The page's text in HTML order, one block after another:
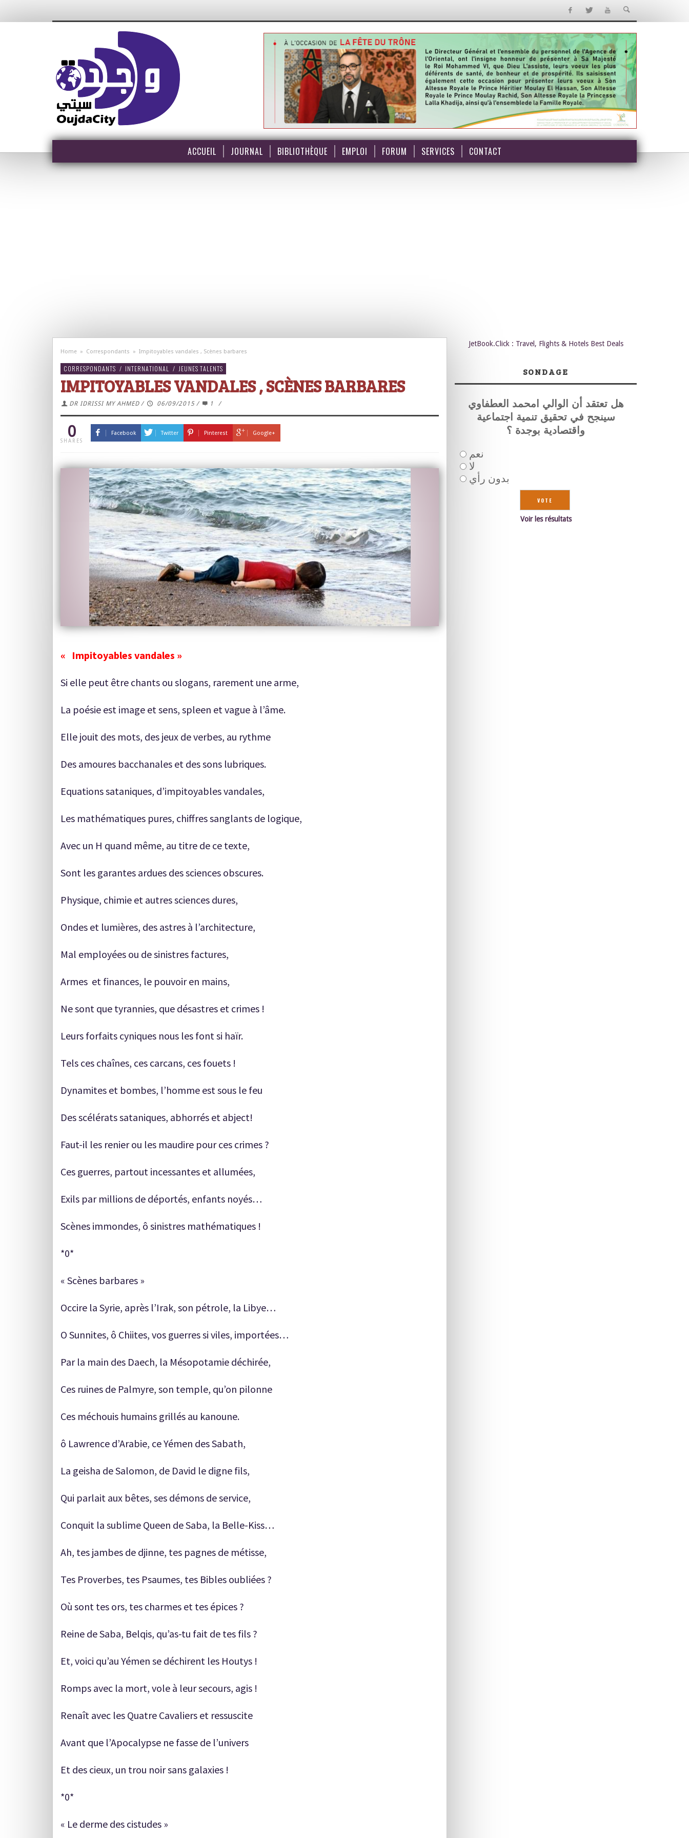
ACCUEIL JOURNAL BIBLIOTHÈQUE EMPLOI FORUM SERVICES CONTACT
Home » Correspondants » Impitoyables vandales , Scènes barbares
CORRESPONDANTS / INTERNATIONAL / JEUNES TALENTS
IMPITOYABLES VANDALES , SCÈNES BARBARES
DR IDRISSI MY AHMED / 06/09/2015 / 1 /
0
SHARES
Facebook Twitter Pinterest Google+
« Impitoyables vandales »
Si elle peut être chants ou slogans, rarement une arme,
La poésie est image et sens, spleen et vague à l’âme.
Elle jouit des mots, des jeux de verbes, au rythme
Des amoures bacchanales et des sons lubriques.
Equations sataniques, d’impitoyables vandales,
Les mathématiques pures, chiffres sanglants de logique,
Avec un H quand même, au titre de ce texte,
Sont les garantes ardues des sciences obscures.
Physique, chimie et autres sciences dures,
Ondes et lumières, des astres à l’architecture,
Mal employées ou de sinistres factures,
Armes et finances, le pouvoir en mains,
Ne sont que tyrannies, que désastres et crimes !
Leurs forfaits cyniques nous les font si haïr.
Tels ces chaînes, ces carcans, ces fouets !
Dynamites et bombes, l’homme est sous le feu
Des scélérats sataniques, abhorrés et abject!
Faut-il les renier ou les maudire pour ces crimes ?
Ces guerres, partout incessantes et allumées,
Exils par millions de déportés, enfants noyés…
Scènes immondes, ô sinistres mathématiques !
*0*
« Scènes barbares »
Occire la Syrie, après l’Irak, son pétrole, la Libye…
O Sunnites, ô Chiites, vos guerres si viles, importées…
Par la main des Daech, la Mésopotamie déchirée,
Ces ruines de Palmyre, son temple, qu’on pilonne
Ces méchouis humains grillés au kanoune.
ô Lawrence d’Arabie, ce Yémen des Sabath,
La geisha de Salomon, de David le digne fils,
Qui parlait aux bêtes, ses démons de service,
Conquit la sublime Queen de Saba, la Belle-Kiss…
Ah, tes jambes de djinne, tes pagnes de métisse,
Tes Proverbes, tes Psaumes, tes Bibles oubliées ?
Où sont tes ors, tes charmes et tes épices ?
Reine de Saba, Belqis, qu’as-tu fait de tes fils ?
Et, voici qu’au Yémen se déchirent les Houtys !
Romps avec la mort, vole à leur secours, agis !
Renaît avec les Quatre Cavaliers et ressuscite
Avant que l’Apocalypse ne fasse de l’univers
Et des cieux, un trou noir sans galaxies !
*0*
« Le derme des cistudes »
JetBook.Click : Travel, Flights & Hotels Best Deals
SONDAGE
هل تعتقد أن الوالي امحمد العطفاوي
سينجح في تحقيق تنمية اجتماعية
واقتصادية بوجدة ؟
نعم
لا
بدون رأي
Voir les résultats